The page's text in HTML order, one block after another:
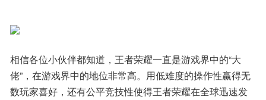
相信各位小伙伴都知道，王者荣耀一直是游戏界中的“大
佬”，在游戏界中的地位非常高。用低难度的操作性赢得无
数玩家喜好，还有公平竞技性使得王者荣耀在全球迅速发